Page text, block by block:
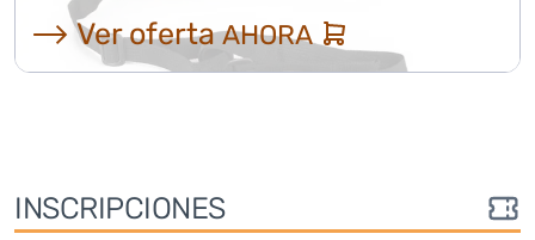
⟶ Ver ofertaAHORA
INSCRIPCIONES